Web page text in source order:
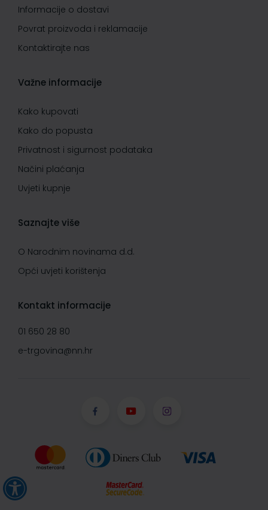
Informacije o dostavi
Povrat proizvoda i reklamacije
Kontaktirajte nas
Važne informacije
Kako kupovati
Kako do popusta
Privatnost i sigurnost podataka
Načini plaćanja
Uvjeti kupnje
Saznajte više
O Narodnim novinama d.d.
Opći uvjeti korištenja
Kontakt informacije
01 650 28 80
e-trgovina@nn.hr